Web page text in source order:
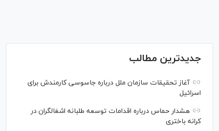
جدیدترین مطالب
آغاز تحقیقات سازمان ملل درباره جاسوسی کارمندش برای
اسرائیل
هشدار حماس درباره اقدامات توسعه طلبانه اشغالگران در
کرانه باختری